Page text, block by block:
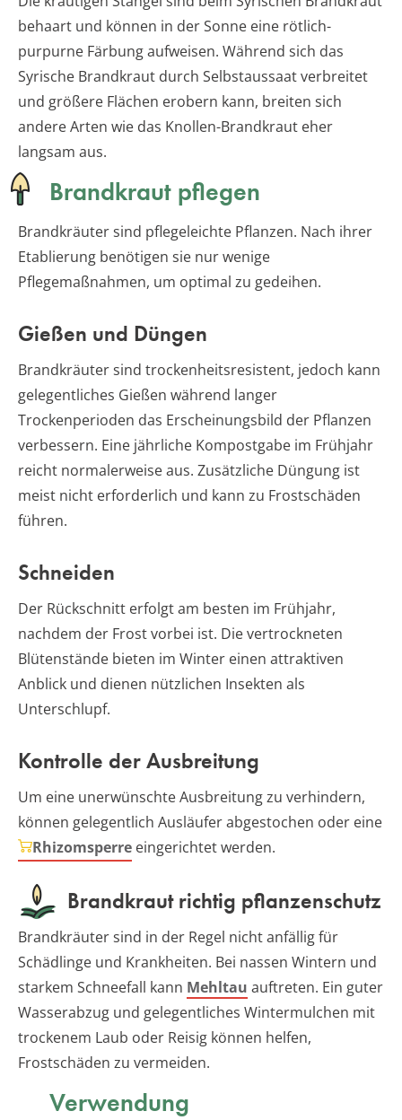
behaart und können in der Sonne eine rötlich-
purpurne Färbung aufweisen. Während sich das
Syrische Brandkraut durch Selbstaussaat verbreitet
und größere Flächen erobern kann, breiten sich
andere Arten wie das Knollen-Brandkraut eher
langsam aus.
Brandkraut pflegen
Brandkräuter sind pflegeleichte Pflanzen. Nach ihrer
Etablierung benötigen sie nur wenige
Pflegemaßnahmen, um optimal zu gedeihen.
Gießen und Düngen
Brandkräuter sind trockenheitsresistent, jedoch kann
gelegentliches Gießen während langer
Trockenperioden das Erscheinungsbild der Pflanzen
verbessern. Eine jährliche Kompostgabe im Frühjahr
reicht normalerweise aus. Zusätzliche Düngung ist
meist nicht erforderlich und kann zu Frostschäden
führen.
Schneiden
Der Rückschnitt erfolgt am besten im Frühjahr,
nachdem der Frost vorbei ist. Die vertrockneten
Blütenstände bieten im Winter einen attraktiven
Anblick und dienen nützlichen Insekten als
Unterschlupf.
Kontrolle der Ausbreitung
Um eine unerwünschte Ausbreitung zu verhindern,
können gelegentlich Ausläufer abgestochen oder eine
Rhizomsperre eingerichtet werden.
Brandkraut richtig pflanzenschutz
Brandkräuter sind in der Regel nicht anfällig für
Schädlinge und Krankheiten. Bei nassen Wintern und
starkem Schneefall kann Mehltau auftreten. Ein guter
Wasserabzug und gelegentliches Wintermulchen mit
trockenem Laub oder Reisig können helfen,
Frostschäden zu vermeiden.
Verwendung